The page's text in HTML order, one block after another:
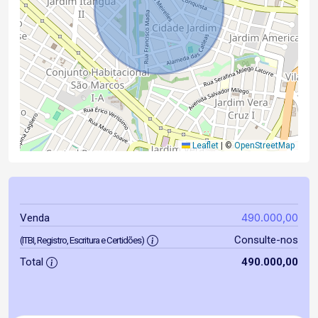
Leaflet © OpenStreetMap
Venda 490.000,00
(ITBI, Registro, Escritura e Certidões)
Consulte-nos
Total
490.000,00